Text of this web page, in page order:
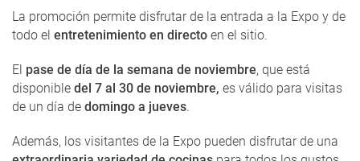
La promoción permite disfrutar de la entrada a la Expo y de
todo el entretenimiento en directo en el sitio.
El pase de día de la semana de noviembre, que está
disponible del 7 al 30 de noviembre, es válido para visitas
de un día de domingo a jueves.
Además, los visitantes de la Expo pueden disfrutar de una